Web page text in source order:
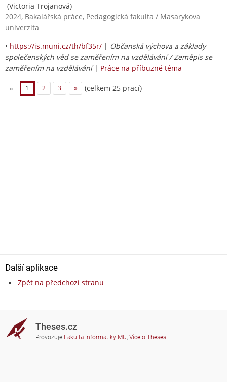
(Victoria Trojanová)
2024, Bakalářská práce, Pedagogická fakulta / Masarykova
univerzita
• https://is.muni.cz/th/bf35r/ | Občanská výchova a základy
společenských věd se zaměřením na vzdělávání / Zeměpis se
zaměřením na vzdělávání| Práce na příbuzné téma
« 1 2 3 » (celkem 25 prací)
Další aplikace
Zpět na předchozí stranu
Theses.cz
Provozuje Fakulta informatiky MU, Více o Theses